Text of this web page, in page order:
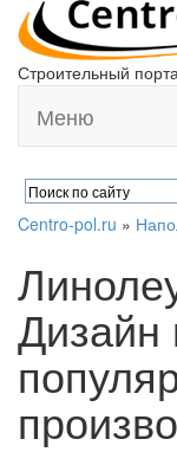
Строительный
Меню
Centro-pol.ru »
Дизайн